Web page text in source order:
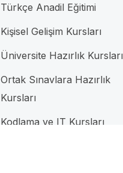
Türkçe Anadil Eğitimi
Kişisel Gelişim Kursları
Üniversite Hazırlık Kursları
Ortak Sınavlara Hazırlık
Kursları
Kodlama ve IT Kursları